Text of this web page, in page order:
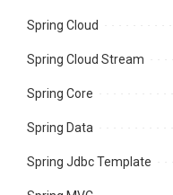
Spring Cloud
Spring Cloud Stream
Spring Core
Spring Data
Spring Jdbc Template